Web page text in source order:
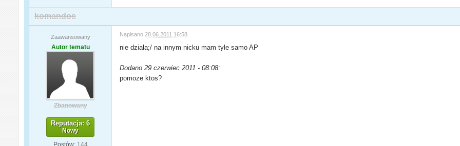
komandos
Zaawansowany
Autor tematu
Zbanowany
Reputacja: 6
Nowy
Postów: 144
Napisano 28.06.2011 16:58
nie działa;/ na innym nicku mam tyle samo AP
Dodano 29 czerwiec 2011 - 08:08:
pomoze ktos?